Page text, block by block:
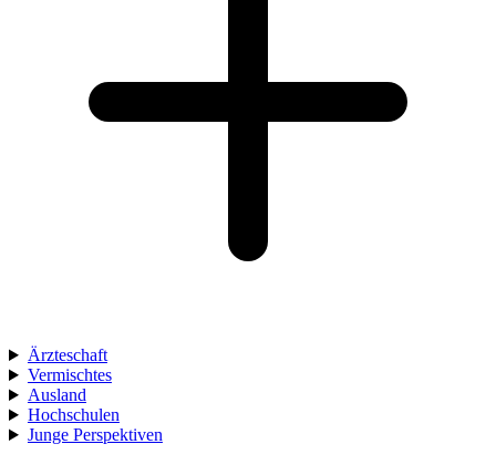
Ärzteschaft
Vermischtes
Ausland
Hochschulen
Junge Perspektiven